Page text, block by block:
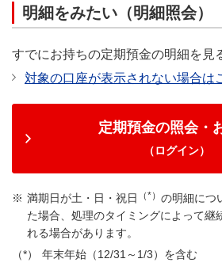
明細をみたい（明細照会）
すでにお持ちの定期預金の明細を見
対象の口座が表示されない場合は
定期預金の照会・
（ログイン）
満期日が土・日・祝日 （*） の明細につ
た場合、処理のタイミングによって継
れる場合があります。
年末年始（12/31～1/3）を含む